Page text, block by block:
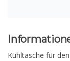
Kühltasche für